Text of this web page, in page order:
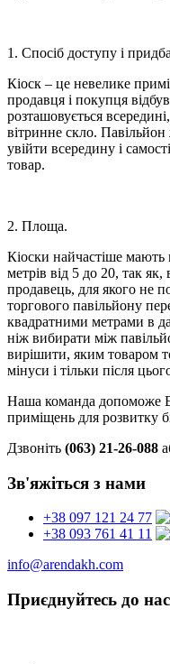
1. Спосіб доступу і
Кіоск – це невелике
продавця і покупця
розташовується
вітринне скло.
увійти всередину і
товар.
2. Площа.
Кіоски найчастіше мають
метрів від 5 до 20, так як,
продавець, для якого не
торгового павільйону
квадратними метрами в
ніж вибирати між
вирішити, яким товаром
мінуси і тільки після
Наша команда допоможе
приміщень для розвитку
Дзвоніть (063) 21-26-088
Зв'яжіться з нами
+38 097 121 24 77
+38 093 761 41 11
info@arendakh.com
Приєднуйтесь до